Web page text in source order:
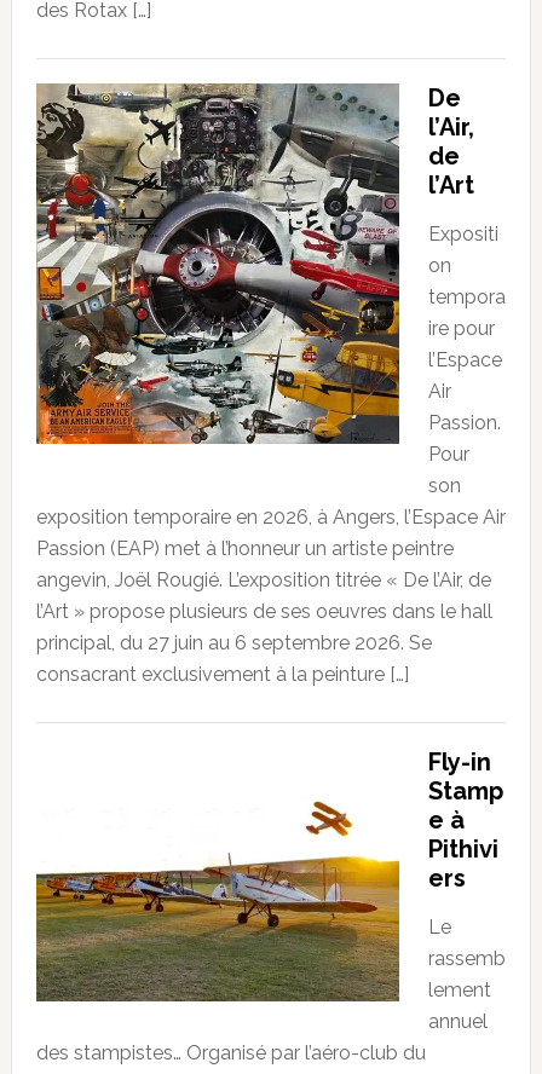
des Rotax […]
De
l’Air,
de
l’Art
Expositi
on
tempora
ire pour
l’Espace
Air
Passion.
Pour
son
exposition temporaire en 2026, à Angers, l’Espace Air
Passion (EAP) met à l’honneur un artiste peintre
angevin, Joël Rougié. L’exposition titrée « De l’Air, de
l’Art » propose plusieurs de ses oeuvres dans le hall
principal, du 27 juin au 6 septembre 2026. Se
consacrant exclusivement à la peinture […]
Fly-in
Stamp
e à
Pithivi
ers
Le
rassemb
lement
annuel
des stampistes… Organisé par l’aéro-club du